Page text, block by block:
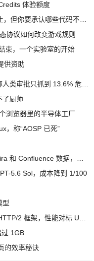
体验额度
协议如何改变游戏规则
束，一个实验室的开始
供资助
了厨师
浏览器里的半导体工厂
，称“AOSP 已死”
5.6 Sol，成本降到 1/100
型
1GB
的效率秘诀